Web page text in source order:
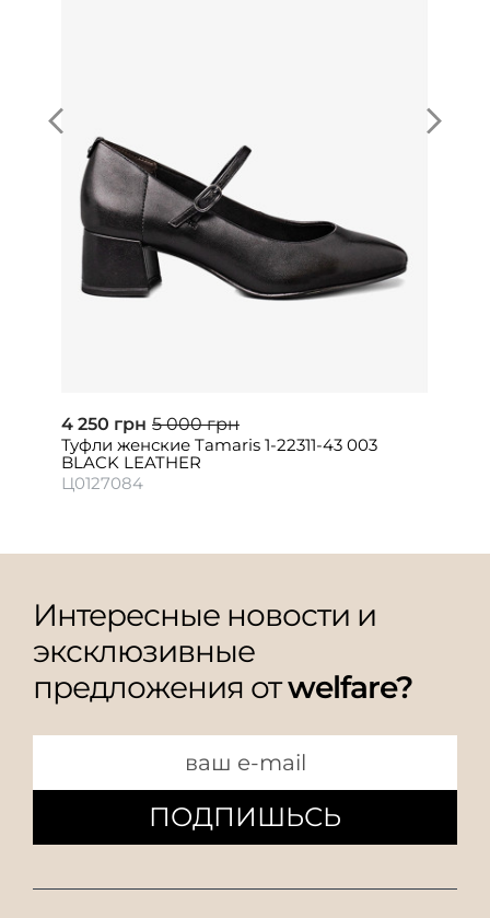
4 250 грн 5 000 грн
Туфли женские Tamaris 1-22311-43 003
BLACK LEATHER
Ц0127084
Интересные новости и
эксклюзивные
предложения отwelfare?
ПОДПИШЬСЬ